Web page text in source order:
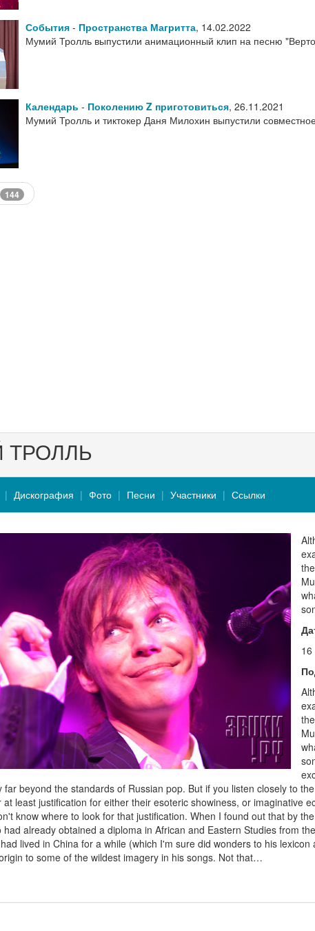
События - Пространства Магритта, 14.02.2022
Мумий Тролль выпустили анимационный клип на песню
Календарь - Поколению Z приготовиться, 26.11.2021
Мумий Тролль и тиктокер Даня Милохин выпустили
144
Дискография Фото Песни Участники Ссылки
16
far beyond the standards of Russian pop. But if you listen closely to
least justification for either their esoteric showiness, or imaginative
know where to look for that justification. When I found out that by
had already obtained a diploma in African and Eastern Studies from
lived in China for a while (which I'm sure did wonders to his
to some of the wildest imagery in his songs. Not that…